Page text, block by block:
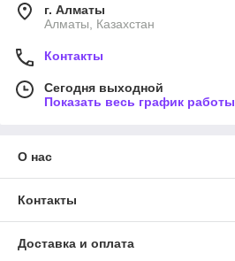
г. Алматы
Алматы, Казахстан
Контакты
Сегодня выходной
Показать весь график работы
О нас
Контакты
Доставка и оплата